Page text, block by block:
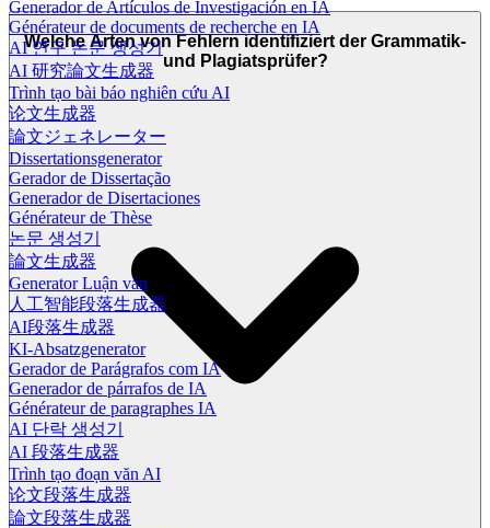
Generador de Artículos de Investigación en IA
Générateur de documents de recherche en IA
AI 연구 논문 생성기
AI 研究論文生成器
Trình tạo bài báo nghiên cứu AI
论文生成器
論文ジェネレーター
Dissertationsgenerator
Gerador de Dissertação
Generador de Disertaciones
Générateur de Thèse
논문 생성기
論文生成器
Generator Luận văn
人工智能段落生成器
AI段落生成器
KI-Absatzgenerator
Gerador de Parágrafos com IA
Generador de párrafos de IA
Générateur de paragraphes IA
AI 단락 생성기
AI 段落生成器
Trình tạo đoạn văn AI
论文段落生成器
論文段落生成器
Welche Arten von Fehlern identifiziert der Grammatik-
und Plagiatsprüfer?